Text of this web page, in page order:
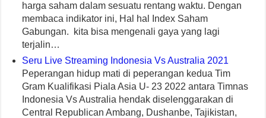
harga saham dalam sesuatu rentang waktu. Dengan
membaca indikator ini, Hal hal Index Saham
Gabungan. kita bisa mengenali gaya yang lagi
terjalin…
Seru Live Streaming Indonesia Vs Australia 2021
Peperangan hidup mati di peperangan kedua Tim
Gram Kualifikasi Piala Asia U- 23 2022 antara Timnas
Indonesia Vs Australia hendak diselenggarakan di
Central Republican Ambang, Dushanbe, Tajikistan,